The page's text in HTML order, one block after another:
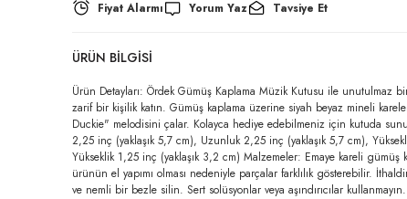
Fiyat Alarmı Yorum Yaz Tavsiye Et
ÜRÜN BILGISI
Ürün Detayları: Ördek Gümüş Kaplama Müzik Kutusu ile unutulmaz
zarif bir kişilik katın. Gümüş kaplama üzerine siyah beyaz mineli
Duckie" melodisini çalar. Kolayca hediye edebilmeniz için kutuda
2,25 inç (yaklaşık 5,7 cm), Uzunluk 2,25 inç (yaklaşık 5,7 cm),
Yükseklik 1,25 inç (yaklaşık 3,2 cm) Malzemeler: Emaye kareli gümüş
ürünün el yapımı olması nedeniyle parçalar farklılık gösterebilir.
ve nemli bir bezle silin. Sert solüsyonlar veya aşındırıcılar kullanmayın.